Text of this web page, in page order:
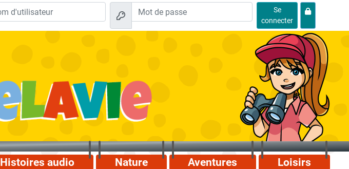
Se
connecter
Histoires audio Nature Aventures Loisirs